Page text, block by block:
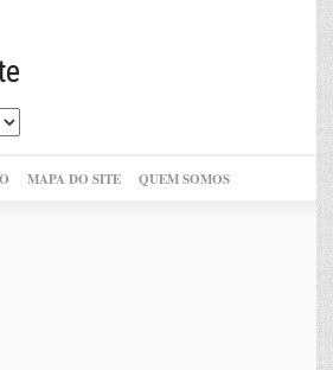
MAPA DO SITE QUEM SOMOS